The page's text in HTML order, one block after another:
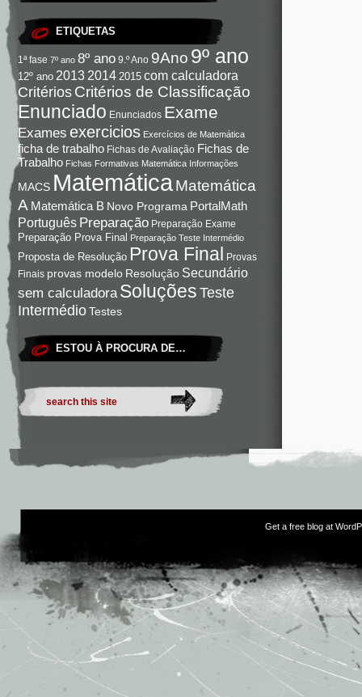
ETIQUETAS
1ª fase 7º ano 8º ano 9.º Ano 9Ano 9º ano
12º ano 2013 2014 2015 com calculadora
Critérios Critérios de Classificação
Enunciado Enunciados Exame
Exames exercicios Exercícios de Matemática
ficha de trabalho Fichas de Avaliação Fichas de
Trabalho Fichas Formativas Matemática Informações
MACS Matemática Matemática
A Matemática B Novo Programa PortalMath
Português Preparação Preparação Exame
Preparação Prova Final Preparação Teste Intermédio
Proposta de Resolução Prova Final Provas
Finais provas modelo Resolução Secundário
sem calculadora Soluções Teste
IntermédioTestes
ESTOU À PROCURA DE…
Get a free blog at